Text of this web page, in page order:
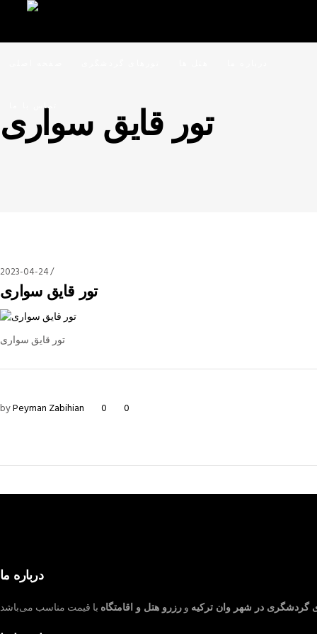
تماس با ما
تور قایق سواری
2023-04-24
تور قایق سواری
تور قایق سواری
byPeyman Zabihian 0 0
درباره ما
گردشگری در شهر وان ترکیه ورزرو هتل و اقامتگاه